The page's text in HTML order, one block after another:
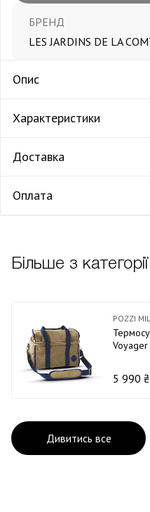
БРЕНД
LES JARDINS DE LA
Опис
Характеристики
Доставка
Оплата
Більше з
POZZI
Voyager
5 990 ₴
Дивитись все